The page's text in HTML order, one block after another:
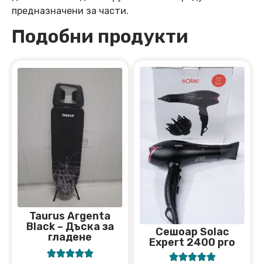
предназначени за части.
Подобни продукти
Taurus Argenta
Black – Дъска за
гладене

Сешоар Solac
Expert 2400 pro
